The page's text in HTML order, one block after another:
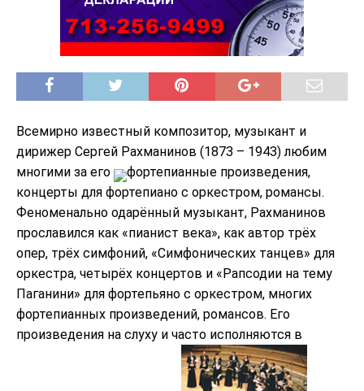
Всемирно известный композитор, музыкант и
дирижер Сергей Рахманинов (1873 – 1943) любим
многими за его
фортепианные произведения,
концерты для фортепиано с оркестром, романсы.
Феноменально одарённый музыкант, Рахманинов
прославился как «пианист века», как автор трёх
опер, трёх симфоний, «Симфонических танцев» для
оркестра, четырёх концертов и «Рапсодии на тему
Паганини» для фортепьяно с оркестром, многих
фортепианных произведений, романсов. Его
произведения на слуху и часто исполняются в